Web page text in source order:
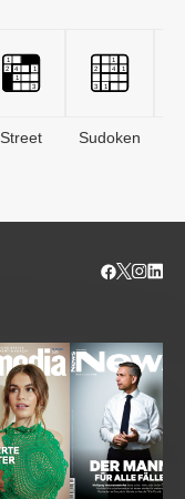
Street Sudoken